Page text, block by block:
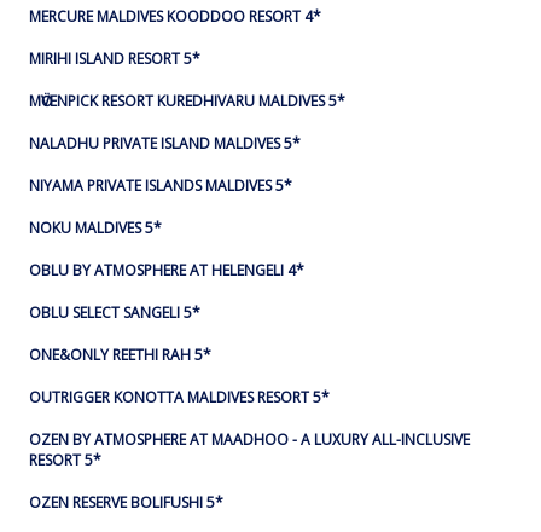
MERCURE MALDIVES KOODDOO RESORT 4*
MIRIHI ISLAND RESORT 5*
MӦVENPICK RESORT KUREDHIVARU MALDIVES 5*
NALADHU PRIVATE ISLAND MALDIVES 5*
NIYAMA PRIVATE ISLANDS MALDIVES 5*
NOKU MALDIVES 5*
OBLU BY ATMOSPHERE AT HELENGELI 4*
OBLU SELECT SANGELI 5*
ONE&ONLY REETHI RAH 5*
OUTRIGGER KONOTTA MALDIVES RESORT 5*
OZEN BY ATMOSPHERE AT MAADHOO - A LUXURY ALL-INCLUSIVE
RESORT 5*
OZEN RESERVE BOLIFUSHI 5*